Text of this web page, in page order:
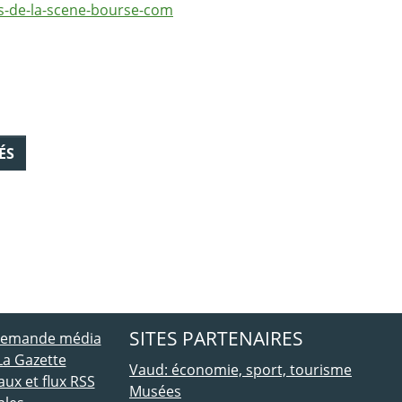
la-scene-bourse-com
média
Gazette
et flux RSS
SITES PARTENAIRES
Vaud: économie, sport, tourisme
Musées